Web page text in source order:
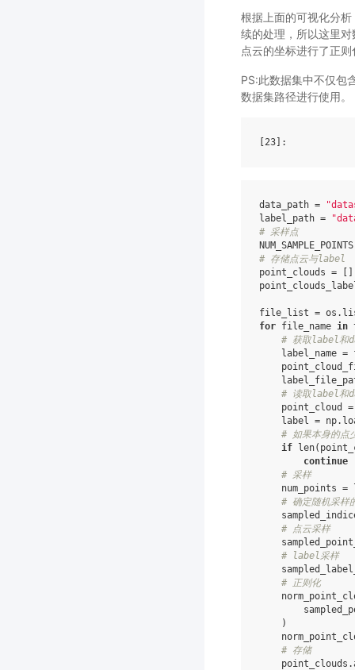
根据上面的可视化分
续的处理，所以这里
点云的坐标进行了正
PS:此数据集中不仅包
数据集路径进行使用。
[23]
data_path =
label_path =
# 采样点
NUM_SAMPLE_POINTS
# 存储点云与label
point_clouds =
[]
file_list = os .
for file_name in
# 获取label和
label_name =
# 读取label和
point_cloud
=
label = np.
# 如果本身的点
if len(
continue
# 采样
num_points =
# 确定随机采样
# 点云采样
# label采样
# 正则化
)
# 存储
point_clouds .